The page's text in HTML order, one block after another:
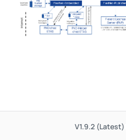
V1.9.2 (Latest)